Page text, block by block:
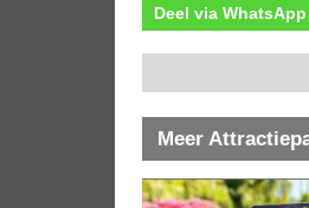
Deel via WhatsApp
Meer